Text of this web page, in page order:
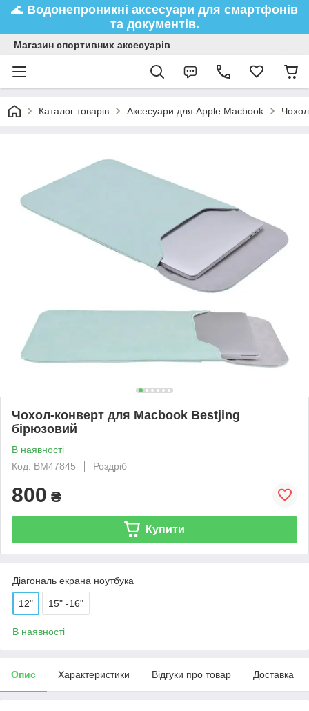
🌊 Водонепроникні аксесуари для смартфонів
та документів.
Магазин спортивних аксесуарів
Каталог товарів Аксесуари для Apple Macbook
Чохол-конверт для Macbook Bestjing
бірюзовий
В наявності
Код: BM47845
Роздріб
800 ₴
Купити
Діагональ екрана ноутбука
12" 15" -16"
В наявності
Опис Характеристики Відгуки про товар Доставка